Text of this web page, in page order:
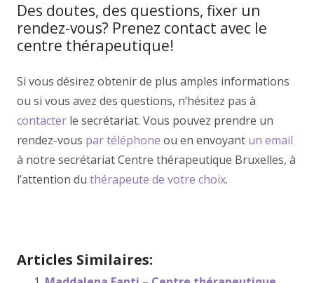
Des doutes, des questions, fixer un
rendez-vous? Prenez contact avec le
centre thérapeutique!
Si vous désirez obtenir de plus amples informations
ou si vous avez des questions, n’hésitez pas à
contacter le secrétariat. Vous pouvez prendre un
rendez-vous par téléphone ou en envoyant un email
à notre secrétariat Centre thérapeutique Bruxelles, à
l’attention du thérapeute de votre choix.
Articles Similaires: